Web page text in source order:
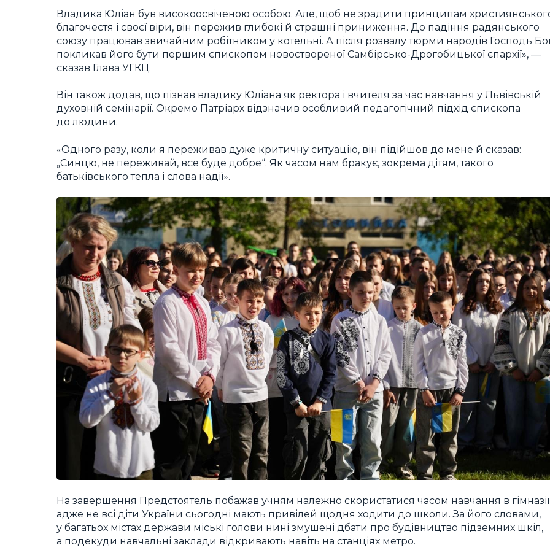
Владика Юліан був високоосвіченою особою. Але, щоб не зрадити принципам
благочестя і своєї віри, він пережив глибокі й страшні приниження. До падіння радянського
союзу працював звичайним робітником у котельні. А після розвалу тюрми народів Господь
покликав його бути першим єпископом новоствореної Самбірсько-Дрогобицької єпархії», —
сказав Глава УГКЦ.
Він також додав, що пізнав владику Юліана як ректора і вчителя за час навчання у Львівській
духовній семінарії. Окремо Патріарх відзначив особливий педагогічний підхід єпископа
до людини.
«Одного разу, коли я переживав дуже критичну ситуацію, він підійшов до мене й сказав:
„Синцю, не переживай, все буде добре“. Як часом нам бракує, зокрема дітям, такого
батьківського тепла і слова надії».
На завершення Предстоятель побажав учням належно скористатися часом навчання в
адже не всі діти України сьогодні мають привілей щодня ходити до школи. За його словами,
у багатьох містах держави міські голови нині змушені дбати про будівництво підземних шкіл,
а подекуди навчальні заклади відкривають навіть на станціях метро.